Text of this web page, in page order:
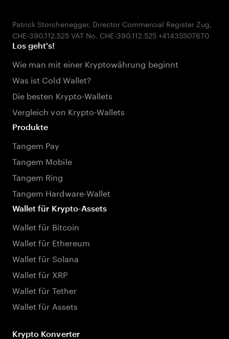
Patrick Storchenegger, Director Commercial Register Zug,
Los geht's!
Wie man mit einer Kryptowährung beginnt
Was ist Cold Wallet?
Die besten Krypto-Wallets
Vergleich von Krypto-Wallets
Produkte
Tangem Pay
Tangem Mobile
Tangem Ring
Tangem Hardware-Wallet
Wallet für Krypto-Assets
Wallet für Bitcoin
Wallet für Ethereum
Wallet für Solana
Wallet für XRP
Wallet für Tether
Wallet für Assets
Krypto Konverter